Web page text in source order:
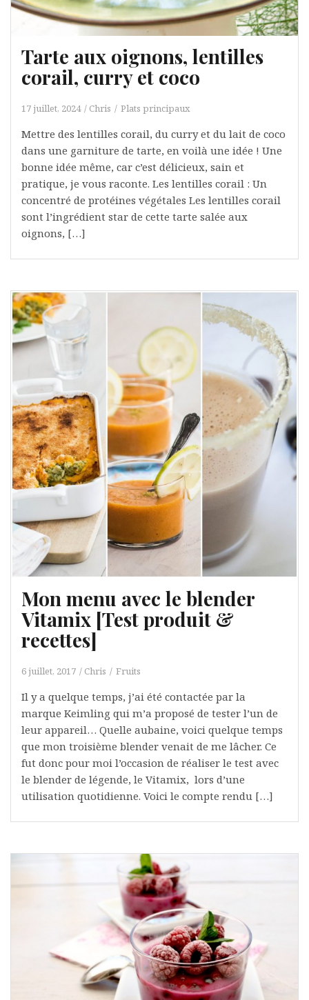
Tarte aux oignons, lentilles
corail, curry et coco
17 juillet, 2024 Chris Plats principaux
Mettre des lentilles corail, du curry et du lait de coco
dans une garniture de tarte, en voilà une idée ! Une
bonne idée même, car c’est délicieux, sain et
pratique, je vous raconte. Les lentilles corail : Un
concentré de protéines végétales Les lentilles corail
sont l’ingrédient star de cette tarte salée aux
oignons, […]
Mon menu avec le blender
Vitamix [Test produit &
recettes]
6 juillet, 2017 Chris Fruits
Il y a quelque temps, j’ai été contactée par la
marque Keimling qui m’a proposé de tester l’un de
leur appareil… Quelle aubaine, voici quelque temps
que mon troisième blender venait de me lâcher. Ce
fut donc pour moi l’occasion de réaliser le test avec
le blender de légende, le Vitamix, lors d’une
utilisation quotidienne. Voici le compte rendu […]